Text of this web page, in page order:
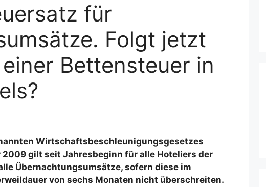
für
Folgt jetzt
Bettensteuer in
Wirtschaftsbeschleunigungsgesetzes
gilt seit Jahresbeginn für alle Hoteliers der
Übernachtungsumsätze, sofern diese im
von sechs Monaten nicht überschreiten.